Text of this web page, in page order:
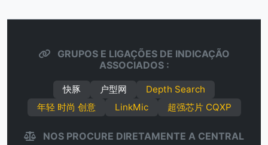
GRUPOS E LIGAÇÕES DE INDICAÇÃO
ASSOCIADOS :
快豚 户型网
Depth Search
年轻 时尚 创意
LinkMic 超强芯片 CQXP
NOS PROCURE DIRETAMENTE A CENTRAL